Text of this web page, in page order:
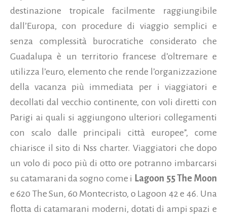
destinazione tropicale facilmente raggiungibile
dall’Europa, con procedure di viaggio semplici e
senza complessità burocratiche considerato che
Guadalupa è un territorio francese d’oltremare e
utilizza l’euro, elemento che rende l’organizzazione
della vacanza più immediata per i viaggiatori e
decollati dal vecchio continente, con voli diretti con
Parigi ai quali si aggiungono ulteriori collegamenti
con scalo dalle principali città europee”, come
chiarisce il sito di Nss charter. Viaggiatori che dopo
un volo di poco più di otto ore potranno imbarcarsi
su catamarani da sogno come i Lagoon 55 The Moon
e 620 The Sun, 60 Montecristo, o Lagoon 42 e 46. Una
flotta di catamarani moderni, dotati di ampi spazi e